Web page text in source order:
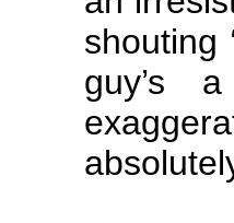
shouting
guy’s